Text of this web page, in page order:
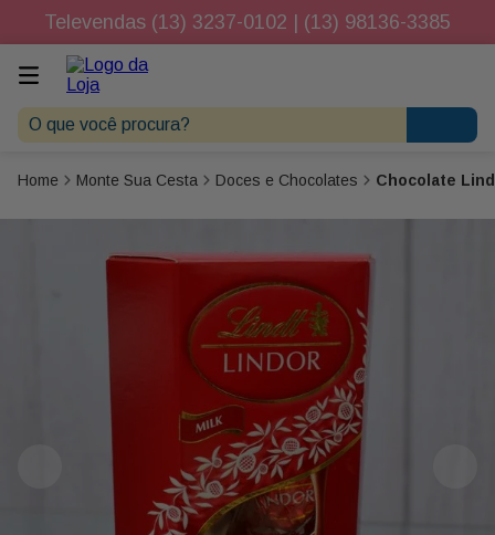
Televendas (13) 3237-0102 | (13) 98136-3385
O que você procura?
Monte Sua Cesta Doces e Chocolates Chocolate